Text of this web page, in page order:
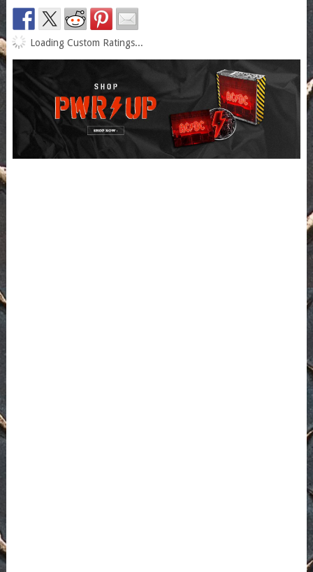
Loading Custom Ratings...